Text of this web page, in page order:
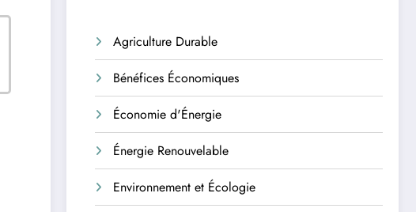
Agriculture Durable
Bénéfices Économiques
Économie d'Énergie
Énergie Renouvelable
Environnement et Écologie